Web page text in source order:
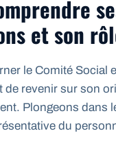
et son
le Comité Social
de revenir sur son
Plongeons dans
du